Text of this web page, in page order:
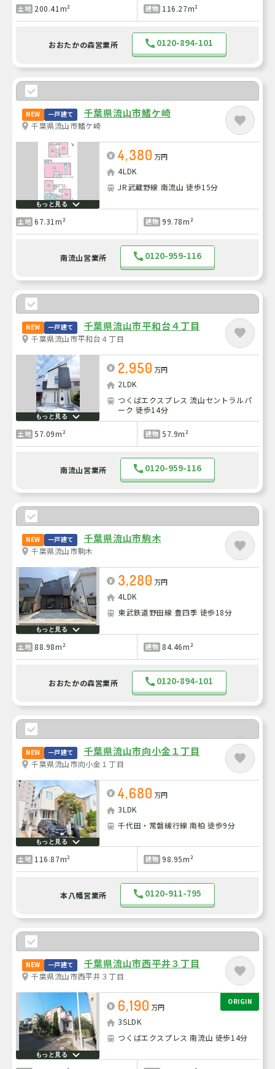
土地 200.41m² 建物 116.27m²
おおたかの森営業所 0120-894-101
NEW 一戸建て 千葉県流山市鰭ケ崎
千葉県流山市鰭ケ崎
もっと見る
4,380 万円
4LDK
JR武蔵野線 南流山 徒歩15分
土地 67.31m² 建物 99.78m²
南流山営業所 0120-959-116
NEW 一戸建て 千葉県流山市平和台４丁目
千葉県流山市平和台４丁目
もっと見る
2,950 万円
2LDK
つくばエクスプレス 流山セントラルパ
ーク 徒歩14分
土地 57.09m² 建物 57.9m²
南流山営業所 0120-959-116
NEW 一戸建て 千葉県流山市駒木
千葉県流山市駒木
もっと見る
3,280 万円
4LDK
東武鉄道野田線 豊四季 徒歩18分
土地 88.98m² 建物 84.46m²
おおたかの森営業所 0120-894-101
NEW 一戸建て 千葉県流山市向小金１丁目
千葉県流山市向小金１丁目
もっと見る
4,680 万円
3LDK
千代田・常磐緩行線 南柏 徒歩9分
土地 116.87m² 建物 98.95m²
本八幡営業所 0120-911-795
NEW 一戸建て
ORIGIN
千葉県流山市西平井３丁目
千葉県流山市西平井３丁目
もっと見る
6,190 万円
3SLDK
つくばエクスプレス 南流山 徒歩14分